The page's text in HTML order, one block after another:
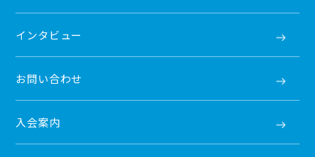
インタビュー
お問い合わせ
入会案内